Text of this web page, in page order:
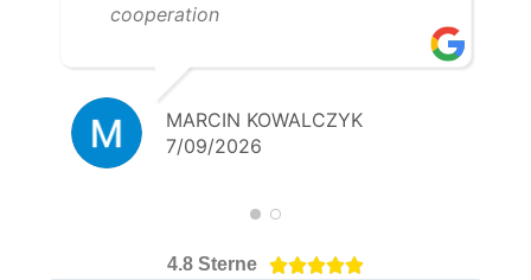
cooperation
MARCIN KOWALCZYK
7/09/2026
4.8 Sterne 